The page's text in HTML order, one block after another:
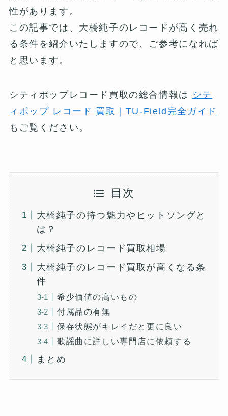
性があります。
この記事では、大橋純子のレコードが高く売れ
る条件を紹介いたしますので、ご参考になれば
と思います。
シティポップレコード買取の総合情報は シテ
ィポップ レコード 買取｜TU-Field完全ガイド
もご覧ください。
目次
大橋純子の持つ魅力やヒットソングと
は？
大橋純子のレコード買取相場
大橋純子のレコード買取が高くなる条
件
希少価値の高いもの
付属品の有無
保存状態がキレイだと更に良い
歌謡曲に詳しい専門店に依頼する
まとめ